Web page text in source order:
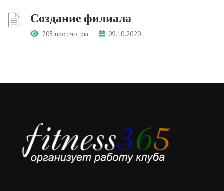
Создание филиала
703 просмотры 09.10.2020